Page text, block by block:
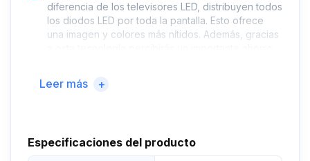
diferencia de los televisores LED, distribuyen todos
los diodos LED por toda la pantalla. Esto ofrece
una imagen y colores más nítidos. Además, gracias
✅ Cuenta con las siguientes conexiones: 4x HDMI,
✅ Medidas Pie/peana incluido: 71 x 112,3 x 25 cm -
Leer más +
Especificaciones del producto